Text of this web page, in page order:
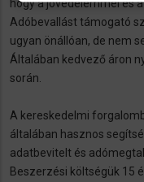
hogy a jövedelemmel és
Adóbevallást támogató
ugyan önállóan, de nem
Általában kedvező áron
során.
A kereskedelmi
általában hasznos
adatbevitelt és
Beszerzési költségük 15